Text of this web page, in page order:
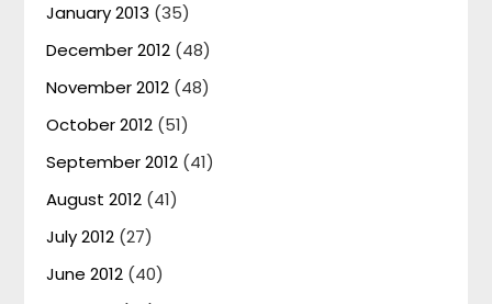
January 2013 (35)
December 2012 (48)
November 2012 (48)
October 2012 (51)
September 2012 (41)
August 2012 (41)
July 2012 (27)
June 2012 (40)